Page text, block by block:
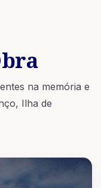
na memória e
Ilha de